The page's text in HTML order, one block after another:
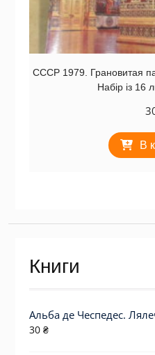
СССР 1979. Грановитая
Набір із 16
В
Книги
Альба де Чеспедес.
30 ₴